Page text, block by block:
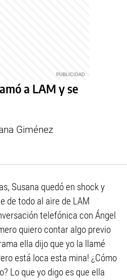
a LAM y se
Susana quedó en shock y
de todo al aire de LAM
telefónica con Ángel
quiero contar algo previo
ella dijo que yo la llamé
está loca esta mina! ¿Cómo
Lo que yo digo es que ella